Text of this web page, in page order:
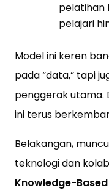
pelatihan
pelajari
Model ini keren
pada “data,” tapi
penggerak utama.
ini terus
Belakangan,
teknologi dan
Knowledge-